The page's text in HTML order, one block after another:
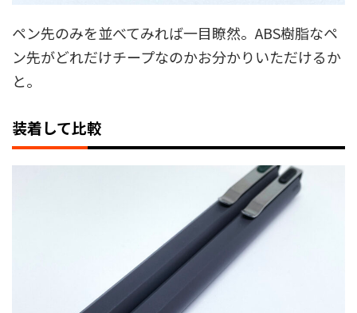
ペン先のみを並べてみれば一目瞭然。ABS樹脂なペ
ン先がどれだけチープなのかお分かりいただけるか
と。
装着して比較